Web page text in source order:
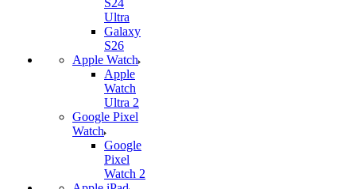
S24
Ultra
Galaxy
S26
Apple Watch
Apple
Watch
Ultra 2
Google Pixel
Watch
Google
Pixel
Watch 2